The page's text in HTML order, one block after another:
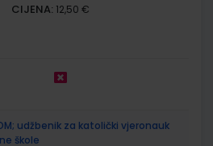
CIJENA: 12,50 €
udžbenik za katolički vjeronauk
škole